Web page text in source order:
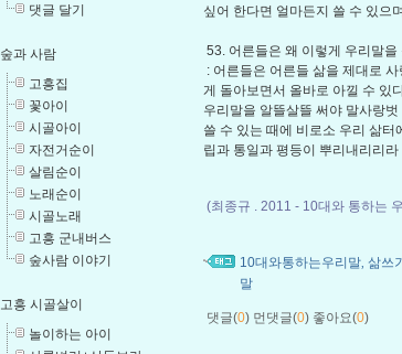
댓글 달기
숲과 사람
고흥집
꽃아이
시골아이
자전거순이
살림순이
노래순이
시골노래
고흥 군내버스
숲사람 이야기
고흥 시골살이
놀이하는 아이
싶어 한다면 얼마든지 쓸 수 있으
53. 어른들은 왜 이렇게 우리말을
: 어른들은 어른들 삶을 제대로
게 돌아보면서 올바로 아낄 수 있
우리말을 알뜰살뜰 써야 말사랑
쓸 수 있는 때에 비로소 우리 삶
립과 통일과 평등이 뿌리내리리라
(최종규 . 2011 - 10대와 통하는
10대와통하는우리말 삶쓰기
말
댓글(0) 먼댓글(0) 좋아요(0)